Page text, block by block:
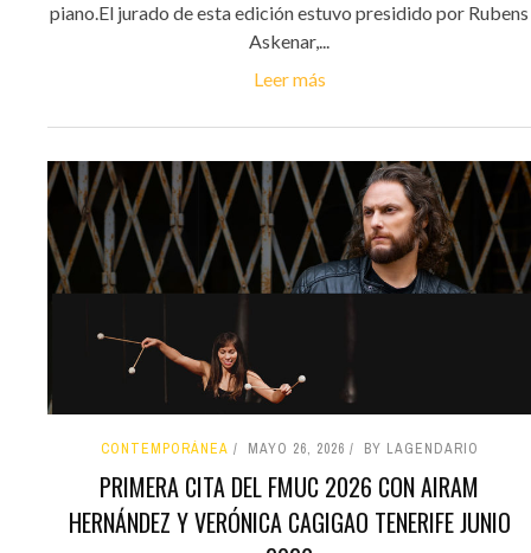
piano.El jurado de esta edición estuvo presidido por Rubens
Askenar,...
Leer más
CONTEMPORÁNEA MAYO 26, 2026 BY LAGENDARIO
PRIMERA CITA DEL FMUC 2026 CON AIRAM
HERNÁNDEZ Y VERÓNICA CAGIGAO TENERIFE JUNIO